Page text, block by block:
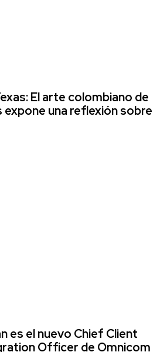
El arte colombiano de
expone una reflexión sobre
es el nuevo Chief Client
Officer de Omnicom